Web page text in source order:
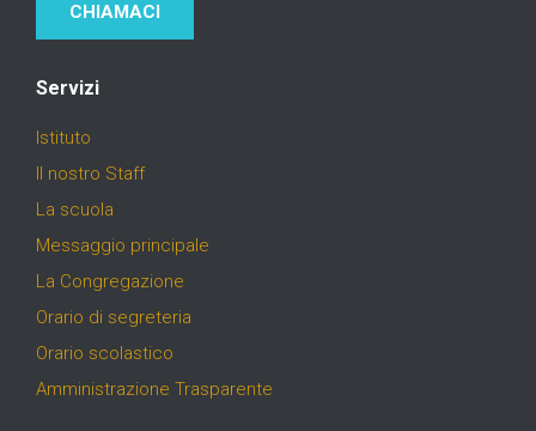
CHIAMACI
Servizi
Istituto
Il nostro Staff
La scuola
Messaggio principale
La Congregazione
Orario di segreteria
Orario scolastico
Amministrazione Trasparente